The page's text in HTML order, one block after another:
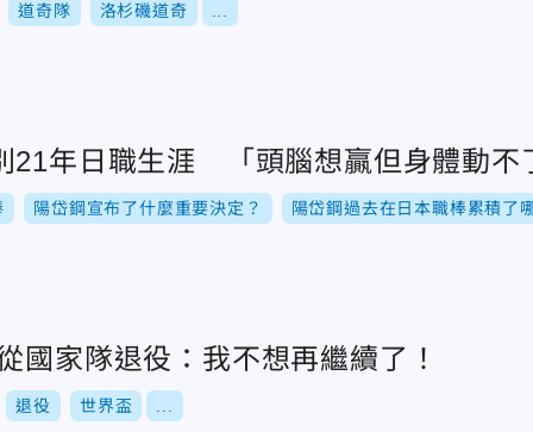
道奇隊 洛杉磯道奇
21年日職生涯 「頭腦想贏但身體動不
陽岱鋼宣布了什麼重要決定？ 陽岱鋼過去在日本職棒累積了
國家隊退役：我不想再繼續了！
退役 世界盃